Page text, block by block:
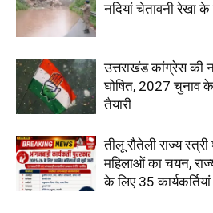
नदियां चेतावनी रेखा
उत्तराखंड कांग्रेस की
घोषित, 2027 चुनाव
तैयारी
तीलू रौतेली राज्य
महिलाओं का चयन,
के लिए 35 कार्यकर्तियां